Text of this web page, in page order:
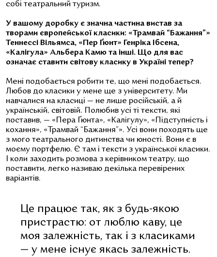
собі театральний туризм.
У вашому доробку є значна частина вистав за
творами європейської класики: «Трамвай “Бажання”»
Теннессі Вільямса, «Пер Ґюнт» Генріка Ібсена,
«Калігула» Альбера Камю та інші. Що для вас
означає ставити світову класику в Україні тепер?
Мені подобається робити те, що мені подобається.
Любов до класики у мене ще з університету. Ми
навчалися на класиці — не лише російській, а й
українській, світовій. Полюбив усі ті тексти, які
поставив, — «Пера Ґюнта», «Калігулу», «Підступність і
кохання», «Трамвай “Бажання”». Усі вони походять ще
з мого театрального дитинства чи юності. Вони є в
моєму портфелю. Є там і тексти з української класики.
І коли заходить розмова з керівником театру, що
поставити, легко називаю декілька перевірених
варіантів.
Це працює так, як з будь-якою
пристрастю: от люблю каву, це
моя залежність, так і з класиками
— у мене існує якась залежність.